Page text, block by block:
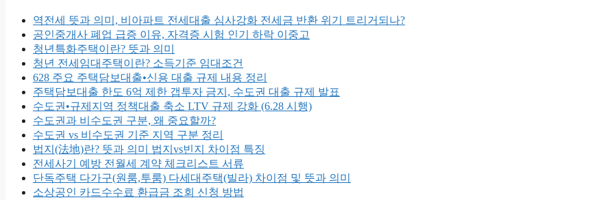
역전세 뜻과 의미, 비아파트 전세대출 심사강화 전세금 반환 위기 트리거되나?
공인중개사 폐업 급증 이유, 자격증 시험 인기 하락 이중고
청년특화주택이란? 뜻과 의미
청년 전세임대주택이란? 소득기준 임대조건
628 주요 주택담보대출•신용 대출 규제 내용 정리
주택담보대출 한도 6억 제한 갭투자 금지, 수도권 대출 규제 발표
수도권•규제지역 정책대출 축소 LTV 규제 강화 (6.28 시행)
수도권과 비수도권 구분, 왜 중요할까?
수도권 vs 비수도권 기준 지역 구분 정리
법지(法地)란? 뜻과 의미 법지vs빈지 차이점 특징
전세사기 예방 전월세 계약 체크리스트 서류
단독주택 다가구(원룸,투룸) 다세대주택(빌라) 차이점 및 뜻과 의미
소상공인 카드수수료 환급금 조회 신청 방법